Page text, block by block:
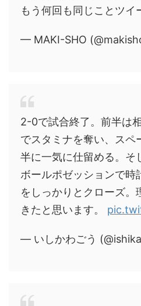
もう何回も同じことツイ
— MAKI-SHO
2-0で試合終了。前半は
でスタミナを奪い、スペ
半に一気に仕留める。そ
ボールポゼッションで時
をしっかりとクローズ。
きたと思います。
— いしかわごう